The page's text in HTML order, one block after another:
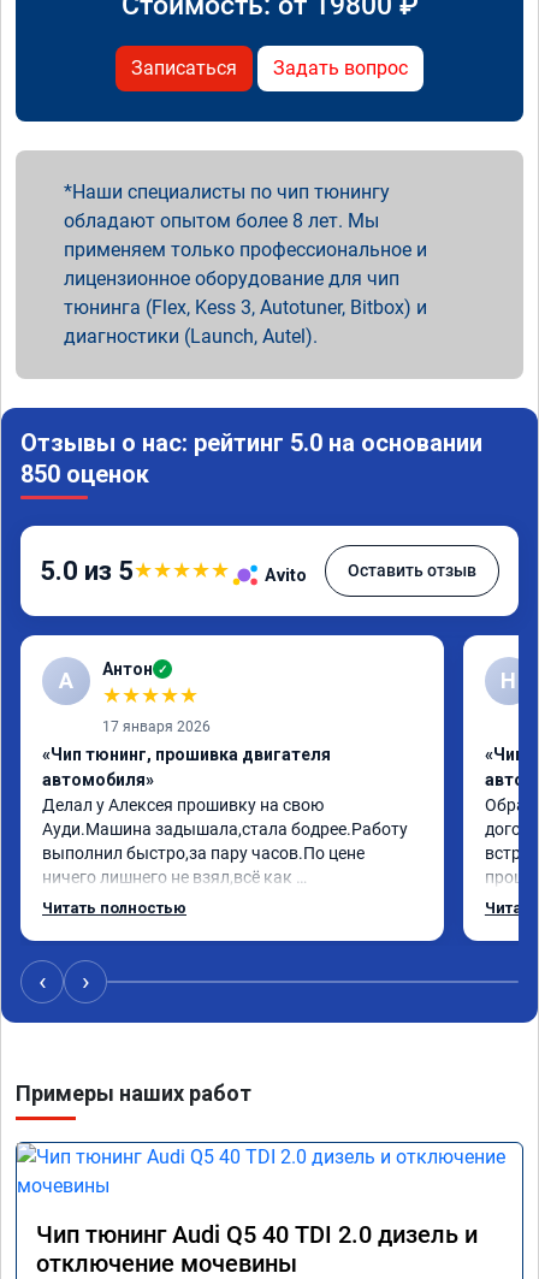
Записаться Задать вопрос
Наши специалисты по чип тюнингу
обладают опытом более 8 лет. Мы
применяем только профессиональное и
лицензионное оборудование для чип
тюнинга (Flex, Kess 3, Autotuner, Bitbox) и
диагностики (Launch, Autel).
Отзывы о нас: рейтинг 5.0 на основании
850 оценок
5.0 из 5★★★★★ Avito Оставить отзыв
А Антон ✓
★★★★★
17 января 2026
«Чип тюнинг, прошивка двигателя
автомобиля»
Делал у Алексея прошивку на свою
Ауди.Машина задышала,стала бодрее.Работу
выполнил быстро,за пару часов.По цене
ничего лишнего не взял,всё как
договаривались заранее.После работы
поломки авто.Однозначно рекомендую
Алексея как грамотного специалиста!
Читать полностью
Н
«Чип
Арман
‹ ›
Примеры наших работ
Чип тюнинг Audi Q5 40 TDI 2.0 дизель и
отключение мочевины